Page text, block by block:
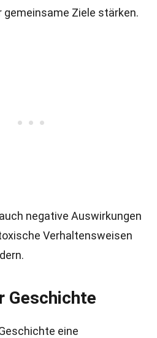
gemeinsame Ziele stärken.
negative Auswirkungen
Verhaltensweisen
Geschichte
eine